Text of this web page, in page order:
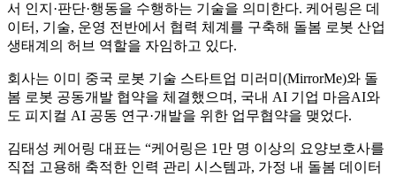
서 인지·판단·행동을 수행하는 기술을 의미한다. 케어링은 데
이터, 기술, 운영 전반에서 협력 체계를 구축해 돌봄 로봇 산업
생태계의 허브 역할을 자임하고 있다.
회사는 이미 중국 로봇 기술 스타트업 미러미(MirrorMe)와 돌
봄 로봇 공동개발 협약을 체결했으며, 국내 AI 기업 마음AI와
도 피지컬 AI 공동 연구·개발을 위한 업무협약을 맺었다.
김태성 케어링 대표는 “케어링은 1만 명 이상의 요양보호사를
직접 고용해 축적한 인력 관리 시스템과, 가정 내 돌봄 데이터